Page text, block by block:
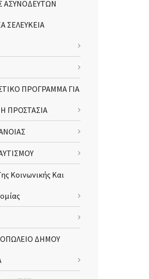
ΑΣΥΝΟΔΕΥΤΩΝ
ΣΕΛΕΥΚΕΙΑ
ΠΡΟΓΡΑΜΜΑ ΓΙΑ
ΠΡΟΣΤΑΣΙΑ
Κοινωνικής Και
ΔΗΜΟΥ